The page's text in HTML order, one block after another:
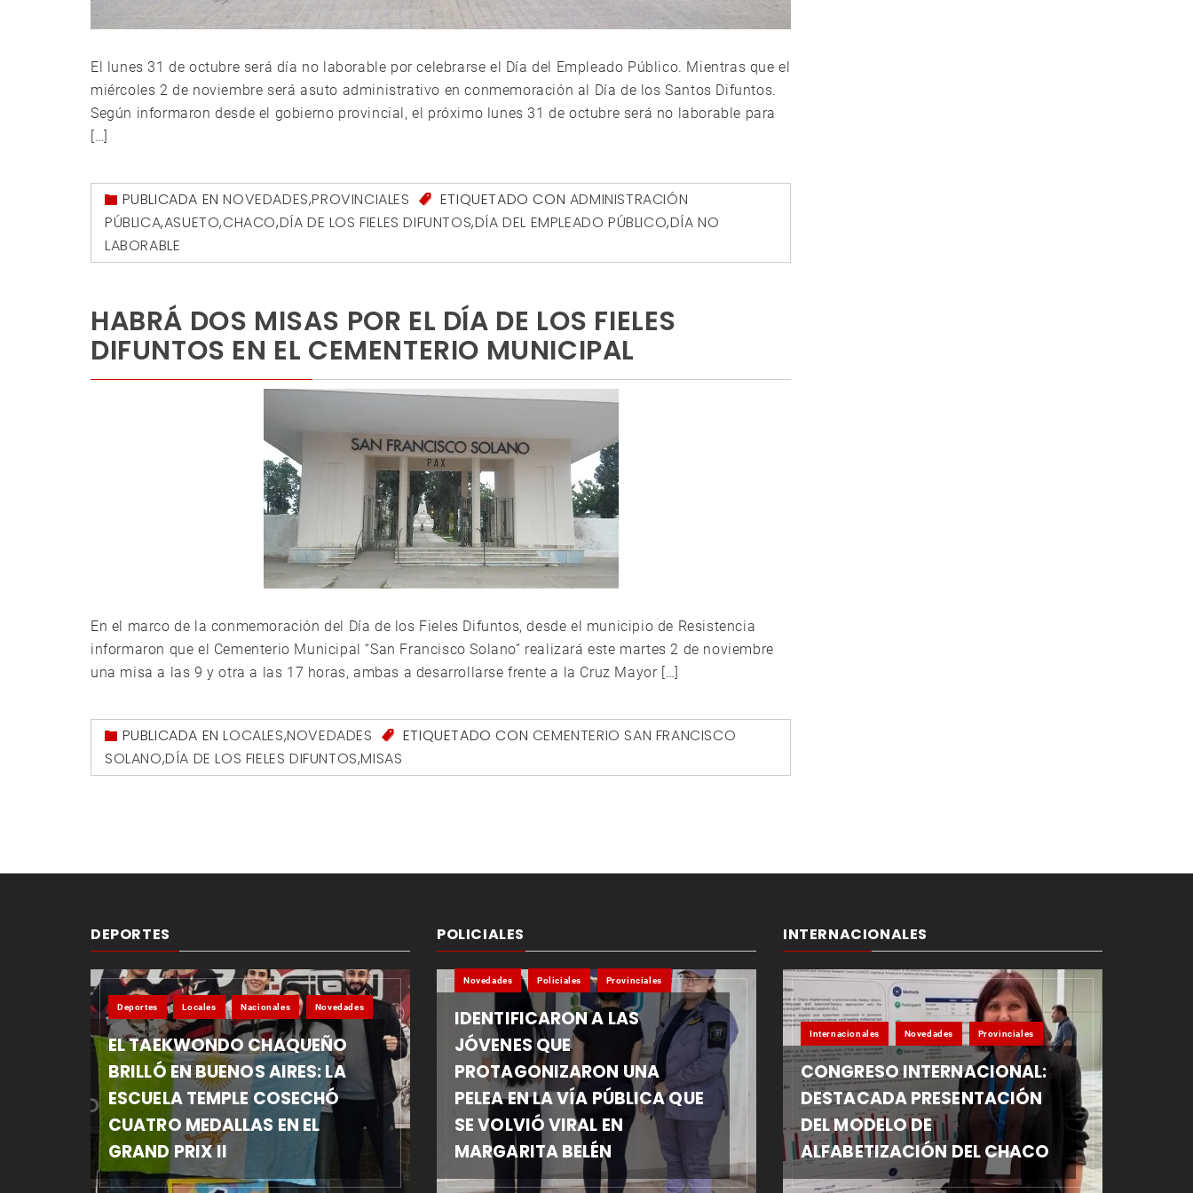
El lunes 31 de octubre será día no laborable por celebrarse el Día del Empleado Público. Mientras que el
miércoles 2 de noviembre será asuto administrativo en conmemoración al Día de los Santos Difuntos.
Según informaron desde el gobierno provincial, el próximo lunes 31 de octubre será no laborable para
[…]
PUBLICADA ENNOVEDADES,PROVINCIALES ETIQUETADO CON ADMINISTRACIÓN
PÚBLICA,ASUETO,CHACO,DÍA DE LOS FIELES DIFUNTOS,DÍA DEL EMPLEADO PÚBLICO,DÍA NO
LABORABLE
HABRÁ DOS MISAS POR EL DÍA DE LOS FIELES
DIFUNTOS EN EL CEMENTERIO MUNICIPAL
En el marco de la conmemoración del Día de los Fieles Difuntos, desde el municipio de Resistencia
informaron que el Cementerio Municipal “San Francisco Solano” realizará este martes 2 de noviembre
una misa a las 9 y otra a las 17 horas, ambas a desarrollarse frente a la Cruz Mayor […]
PUBLICADA ENLOCALES,NOVEDADES ETIQUETADO CON CEMENTERIO SAN FRANCISCO
SOLANO,DÍA DE LOS FIELES DIFUNTOS,MISAS
DEPORTES
Deportes Locales Nacionales Novedades
EL TAEKWONDO CHAQUEÑO
BRILLÓ EN BUENOS AIRES: LA
ESCUELA TEMPLE COSECHÓ
CUATRO MEDALLAS EN EL
GRAND PRIX II
POLICIALES
Novedades Policiales Provinciales
IDENTIFICARON A LAS
JÓVENES QUE
PROTAGONIZARON UNA
PELEA EN LA VÍA PÚBLICA QUE
SE VOLVIÓ VIRAL EN
MARGARITA BELÉN
INTERNACIONALES
Internacionales Novedades Provinciales
CONGRESO INTERNACIONAL:
DESTACADA PRESENTACIÓN
DEL MODELO DE
ALFABETIZACIÓN DEL CHACO